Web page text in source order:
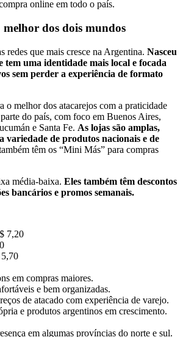
online em todo o país.
dos dois mundos
redes que mais cresce na Argentina. Nasceu
tem uma identidade mais local e focada
sem perder a experiência de formato
o melhor dos atacarejos com a praticidade
do país, com foco em Buenos Aires,
e Santa Fe. As lojas são amplas,
variedade de produtos nacionais e de
têm os “Mini Más” para compras
média-baixa. Eles também têm descontos
bancários e promos semanais.
7,20
em compras maiores.
e bem organizadas.
de atacado com experiência de varejo.
e produtos argentinos em crescimento.
em algumas províncias do norte e sul.